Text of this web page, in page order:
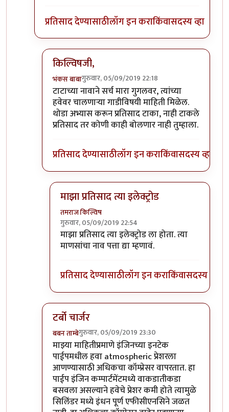
प्रतिसाद देण्यासाठीलॉग इन कराकिंवासदस्य व्हा
किल्विषजी,
भंकस बाबागुरुवार, 05/09/2019 22:18
In reply toकिल्विषजी,byभंकस बाबा
टाटाच्या नावाने सर्च मारा गुगलवर, त्यांच्या
हवेवर चालणाऱ्या गाडीविषयी माहिती मिळेल.
थोडा अभ्यास करून प्रतिसाद टाका, नाही टाकले
प्रतिसाद तर कोणी काही बोलणार नाही तुम्हाला.
प्रतिसाद देण्यासाठीलॉग इन कराकिंवासदस्य व्हा
माझा प्रतिसाद त्या इलेक्ट्रोड
तमराज किल्विष
गुरुवार, 05/09/2019 22:54
In reply toकिल्विषजी,byभंकस बाबा
माझा प्रतिसाद त्या इलेक्ट्रोड ला होता. त्या
माणसांचा नाव पत्ता द्या म्हणावं.
प्रतिसाद देण्यासाठीलॉग इन कराकिंवासदस्य व्हा
टर्बो चार्जर
बबन ताम्बेगुरुवार, 05/09/2019 23:30
In reply toकिल्विषजी,byभंकस बाबा
माझ्या माहितीप्रमाणे इंजिनच्या इनटेक
पाईपमधील हवा atmospheric प्रेशरला
आणण्यासाठी अधिकचा कॉम्प्रेसर वापरतात. हा
पाईप इंजिन कम्पार्टमेंटमध्ये वाकडातीकडा
बसवला असल्याने हवेचे प्रेशर कमी होते त्यामुळे
सिलिंडर मध्ये इंधन पूर्ण एफीसीएनसिने जळत